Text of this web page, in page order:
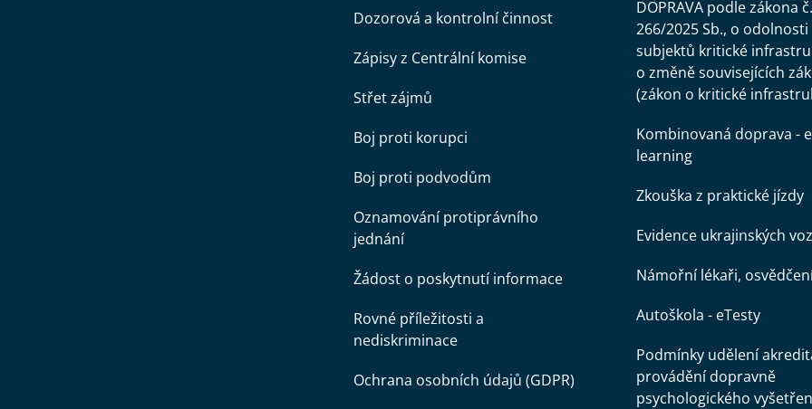
Dozorová a kontrolní činnost
Zápisy z Centrální komise
Střet zájmů
Boj proti korupci
Boj proti podvodům
Oznamování protiprávního
jednání
Žádost o poskytnutí informace
Rovné příležitosti a
nediskriminace
Ochrana osobních údajů (GDPR)
DOPRAVA podle zákona č.
266/2025 Sb., o odolnosti
subjektů kritické
o změně souvisejících
(zákon o kritické
Kombinovaná doprava -
learning
Zkouška z praktické jízdy
Evidence ukrajinských
Námořní lékaři,
Autoškola - eTesty
Podmínky udělení
provádění dopravně
psychologického